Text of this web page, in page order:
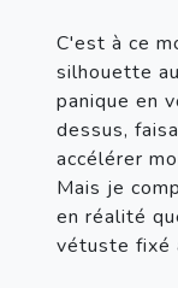
C'est à ce
silhouette
panique en
dessus,
accélérer
Mais je
en réalité
vétuste fixé